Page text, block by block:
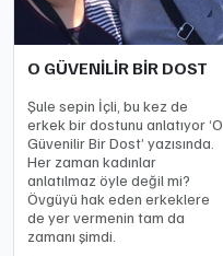
O GÜVENİLİR BİR DOST
Şule sepin İçli, bu kez de
erkek bir dostunu anlatıyor ‘O
Güvenilir Bir Dost’ yazısında.
Her zaman kadınlar
anlatılmaz öyle değil mi?
Övgüyü hak eden erkeklere
de yer vermenin tam da
zamanı şimdi.